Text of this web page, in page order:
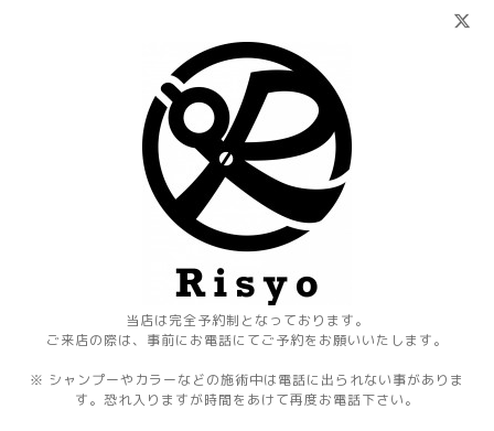
当店は完全予約制となっております。
ご来店の際は、事前にお電話にてご予約をお願いいたします。
※ シャンプーやカラーなどの施術中は電話に出られない事がありま
す。恐れ入りますが時間をあけて再度お電話下さい。